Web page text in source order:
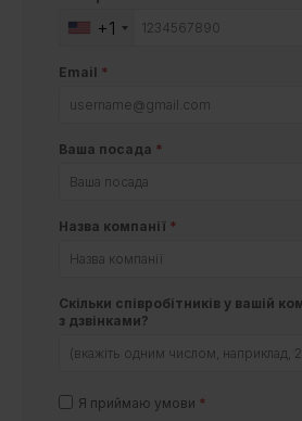
+1
Email *
Ваша посада *
Назва компанії *
Скільки співробітників у вашій
з дзвінками?
Я приймаю умови *